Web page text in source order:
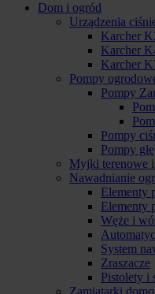
Dom i ogród
Urządzenia
Karcher
Karcher
Karcher
Pompy
Pompy
Pompy
Pompy
Myjki terenowe
Nawadnianie
Elementy
Elementy
Węże i
System
Zraszacze
Pistolety i
Zamiatarki